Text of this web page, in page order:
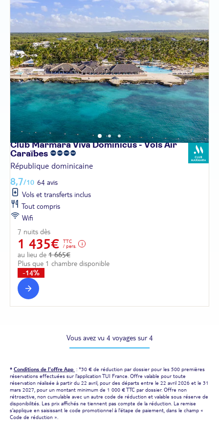
Club Marmara Viva Dominicus - Vols Air
Caraïbes
République dominicaine
8,7/10 64 avis
Vols et transferts inclus
Tout compris
Wifi
7 nuits dès
1 435€
TTC
/ pers.
au lieu de 1 665€
Plus que 1 chambre disponible
-14%
Vous avez vu 4 voyages sur 4
* Conditions de l'offre App : *30 € de réduction par dossier pour les 500 premières
réservations effectuées sur l'application TUI France. Offre valable pour toute
réservation réalisée à partir du 22 avril, pour des départs entre le 22 avril 2026 et le 31
mars 2027, pour un montant minimum de 1 000 € TTC par dossier. Offre non
rétroactive, non cumulable avec un autre code de réduction et valable sous réserve de
disponibilités. Les prix affichés ne tiennent pas compte de la réduction. La remise
s'applique en saisissant le code promotionnel à l'étape de paiement, dans le champ «
Code de réduction ».